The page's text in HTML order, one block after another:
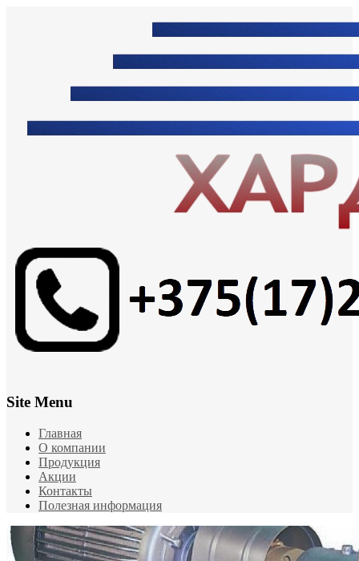
Site Menu
Главная
О компании
Продукция
Акции
Контакты
Полезная информация